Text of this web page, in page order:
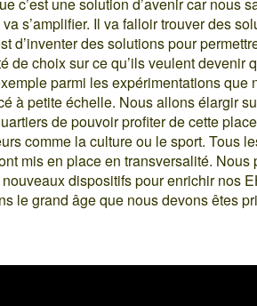
s’amplifier. Il va falloir trouver des
d’inventer des solutions pour
de choix sur ce qu’ils veulent devenir
parmi les expérimentations que
à petite échelle. Nous allons élargir
de pouvoir profiter de cette
comme la culture ou le sport. Tous
mis en place en transversalité. Nous
dispositifs pour enrichir nos
le grand âge que nous devons êtes